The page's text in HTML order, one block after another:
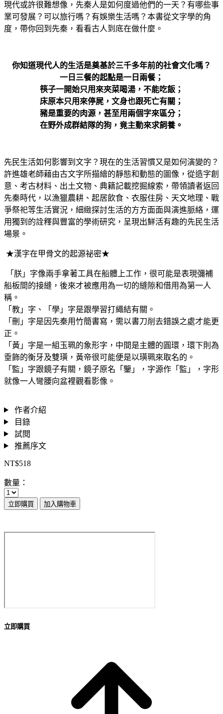
現代或許很難想像，先秦人是如何度過他們的一天？有哪些事
業可發展？可以旅行嗎？有娛樂生活嗎？本書從文字學的角
度，帶你回到先秦，看看古人到底在做什麼。
你知道現代人的生活是奠基於三千多年前的社會文化嗎？
一日三餐的起點是一日兩餐；
筷子一開始只用來夾菜喝湯，不能吃飯；
床原本只用來停屍，文身也跟死亡有關；
豬是重要的肉源，甚至用兩個字來區分；
在野外成群結隊的狗，竟主動來求飼養。
先民生活如何影響到文字？現在的生活習慣又是如何演變的？
許進雄老師藉由古文字所描繪的靜態和動態的圖像，從造字創
意、考古材料、出土文物、典籍記載挖掘線索，帶領讀者返回
先秦時代，以漁獵農耕、起居飲食、衣服住房、天文地理、戰
爭祭祀等生活實況，細緻探討生活的方方面面與演進脈絡，運
用獨到的詮釋與豐富的學術研究，呈現出鮮活有趣的先民生活
場景。
★漢字在甲骨文的起源祕密★
「朕」字像兩手拿著工具在船體上工作，很可能是表現彌補
船板間的接縫，後來才被應用為一切的縫隙和借用為第一人
稱。
「教」字、「學」字是跟學習打繩結有關。
「刪」字是因先秦用竹簡書寫，需以書刀削去錯誤之處才能更
正。
「黃」字是一組玉珮的象形字，中間是主體的圓環，環下則為
垂飾的衡牙及雙璜，黃帝很可能便是以璜珮來取名的。
「監」字跟鏡子有關，鏡子原名「鑒」，字源作「監」，字形
就像一人彎腰向盆裡觀看影像。
作者介紹
目錄
試閱
推薦序文
NT$518
數量：
立即購買 加入購物車
立即購買